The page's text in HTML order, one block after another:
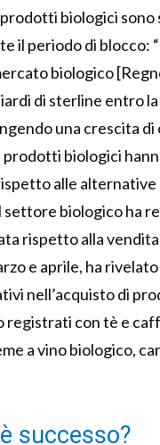
biologici sono
il periodo di blocco:
biologico
di sterline entro
una crescita di
prodotti biologici
alle alternative
settore biologico ha
rispetto alla
e aprile, ha
nell’acquisto di
registrati con tè e
a vino biologico,
successo?